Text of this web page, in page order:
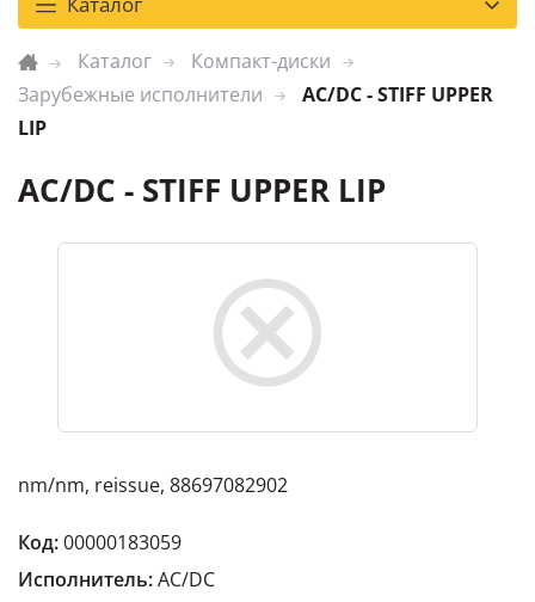
Каталог
Компакт-диски
Зарубежные исполнители
AC/DC - STIFF UPPER
LIP
AC/DC - STIFF UPPER LIP
nm/nm, reissue, 88697082902
Код:00000183059
Исполнитель:AC/DC